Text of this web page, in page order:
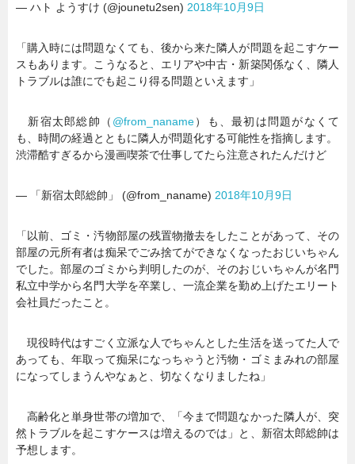
— ハト ようすけ (@jounetu2sen) 2018年10月9日
「購入時には問題なくても、後から来た隣人が問題を起こすケー
スもあります。こうなると、エリアや中古・新築関係なく、隣人
トラブルは誰にでも起こり得る問題といえます」
新宿太郎総帥（ @from_naname）も、最初は問題がなくて
も、時間の経過とともに隣人が問題化する可能性を指摘します。
渋滞酷すぎるから漫画喫茶で仕事してたら注意されたんだけど
— 「新宿太郎総帥」 (@from_naname) 2018年10月9日
「以前、ゴミ・汚物部屋の残置物撤去をしたことがあって、その
部屋の元所有者は痴呆でごみ捨てができなくなったおじいちゃん
でした。部屋のゴミから判明したのが、そのおじいちゃんが名門
私立中学から名門大学を卒業し、一流企業を勤め上げたエリート
会社員だったこと。
現役時代はすごく立派な人でちゃんとした生活を送ってた人で
あっても、年取って痴呆になっちゃうと汚物・ゴミまみれの部屋
になってしまうんやなぁと、切なくなりましたね」
高齢化と単身世帯の増加で、「今まで問題なかった隣人が、突
然トラブルを起こすケースは増えるのでは」と、新宿太郎総帥は
予想します。